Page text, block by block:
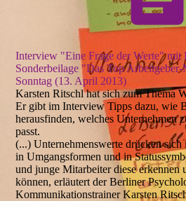
Interview "Eine Frage der Werte" mit
Sonderbeilage "Das Top
Sonntag (13. April 2013)
Karsten Ritschl hat sich zum Thema
Er gibt im Interview Tipps dazu, wie
herausfinden, welches Unternehmen
passt.
(...) Unternehmenswerte drücken
in Umgangsformen und in
und junge Mitarbeiter diese erkennen
können, erläutert der Berliner
Kommunikationstrainer Karsten